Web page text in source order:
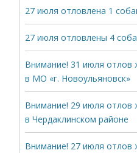
27 июля отловлена 1
27 июля отловлены 4
Внимание! 31 июля отлов
в МО «г. Новоульяновск»
Внимание! 29 июля отлов
в Чердаклинском районе
Внимание! 27 июля отлов